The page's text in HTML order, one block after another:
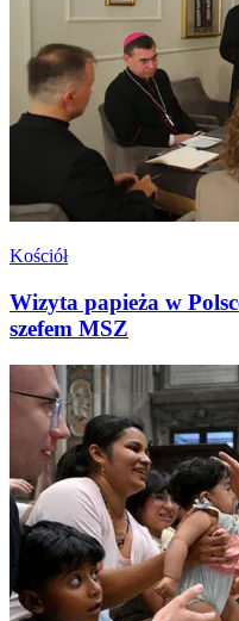
Kościół
Wizyta papieża w
szefem MSZ